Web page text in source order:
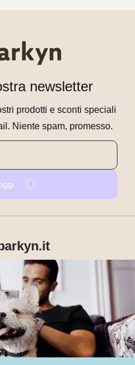
newsletter
prodotti e sconti speciali
Niente spam, promesso.